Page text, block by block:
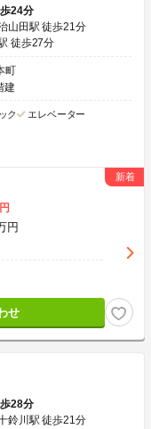
24分
山田駅 徒歩21分
徒歩27分
町
建
ク エレベーター
円
せ
28分
鈴川駅 徒歩21分